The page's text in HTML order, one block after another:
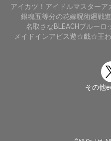
アイカツ！ アイドルマスターア
銀魂五等分の花嫁呪術廻戦
名取さなBLEACHブルーロ
メイドインアビス遊☆戯☆王
その他